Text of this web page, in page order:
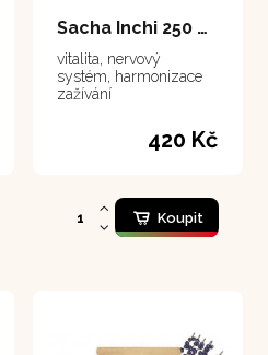
Sacha Inchi 250 ml
vitalita, nervový
systém, harmonizace
zažívání
420 Kč
Koupit